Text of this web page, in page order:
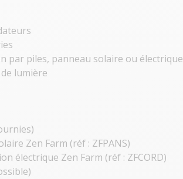
par piles, panneau solaire ou électrique
lumière
Zen Farm (réf : ZFPANS)
électrique Zen Farm (réf : ZFCORD)